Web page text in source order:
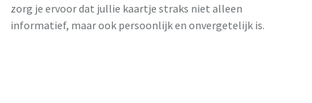
zorg je ervoor dat jullie kaartje straks niet alleen
informatief, maar ook persoonlijk en onvergetelijk is.